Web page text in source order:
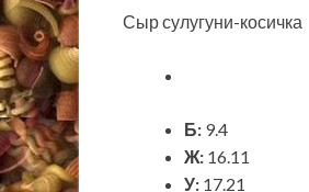
Сыр сулугуни-косичка
Б: 9.4
Ж: 16.11
У: 17.21